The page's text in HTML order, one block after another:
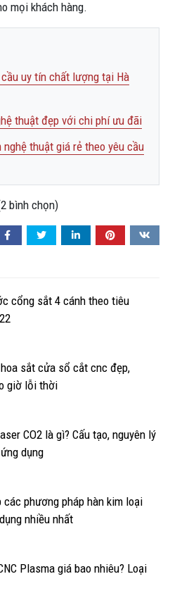
mọi khách hàng.
uy tín chất lượng tại Hà
thuật đẹp với chi phí ưu đãi
thuật giá rẻ theo yêu cầu
bình chọn)
cổng sắt 4 cánh theo tiêu
sắt cửa sổ cắt cnc đẹp,
giờ lỗi thời
CO2 là gì? Cấu tạo, nguyên lý
dụng
các phương pháp hàn kim loại
nhiều nhất
Plasma giá bao nhiêu? Loại